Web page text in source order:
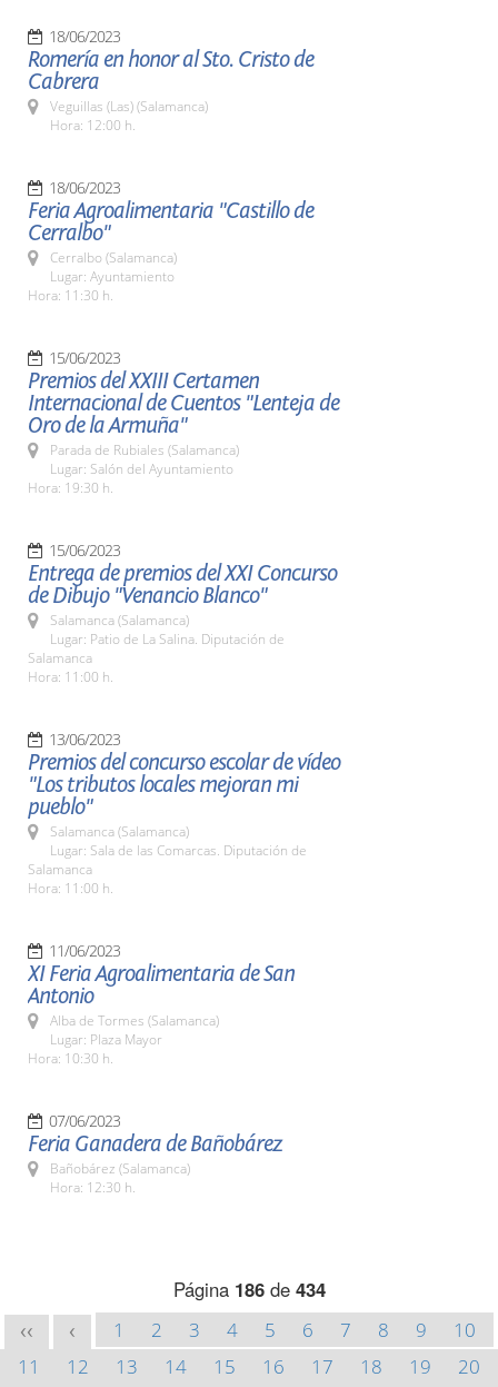
18/06/2023
Romería en honor al Sto. Cristo de
Cabrera
Veguillas (Las) (Salamanca)
Hora: 12:00 h.
18/06/2023
Feria Agroalimentaria "Castillo de
Cerralbo"
Cerralbo (Salamanca)
Lugar: Ayuntamiento
Hora: 11:30 h.
15/06/2023
Premios del XXIII Certamen
Internacional de Cuentos "Lenteja de
Oro de la Armuña"
Parada de Rubiales (Salamanca)
Lugar: Salón del Ayuntamiento
Hora: 19:30 h.
15/06/2023
Entrega de premios del XXI Concurso
de Dibujo "Venancio Blanco"
Salamanca (Salamanca)
Lugar: Patio de La Salina. Diputación de
Salamanca
Hora: 11:00 h.
13/06/2023
Premios del concurso escolar de vídeo
"Los tributos locales mejoran mi
pueblo"
Salamanca (Salamanca)
Lugar: Sala de las Comarcas. Diputación de
Salamanca
Hora: 11:00 h.
11/06/2023
XI Feria Agroalimentaria de San
Antonio
Alba de Tormes (Salamanca)
Lugar: Plaza Mayor
Hora: 10:30 h.
07/06/2023
Feria Ganadera de Bañobárez
Bañobárez (Salamanca)
Hora: 12:30 h.
Página 186de 434
<< < 1 2 3 4 5 6 7 8 9
10
11
12 13 14 15 16 17 18 19
20